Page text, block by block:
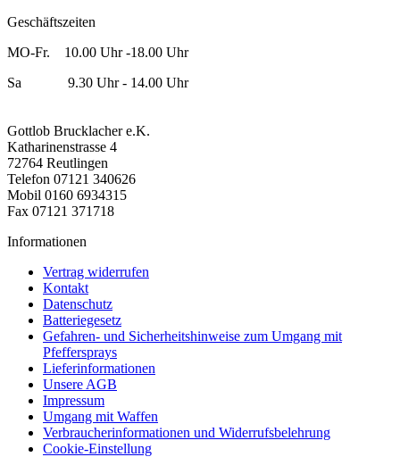
Geschäftszeiten
MO-Fr. 10.00 Uhr -18.00 Uhr
Sa 9.30 Uhr - 14.00 Uhr
Gottlob Brucklacher e.K.
Katharinenstrasse 4
72764 Reutlingen
Telefon 07121 340626
Mobil 0160 6934315
Fax 07121 371718
Informationen
Vertrag widerrufen
Kontakt
Datenschutz
Batteriegesetz
Gefahren- und Sicherheitshinweise zum Umgang mit
Pfeffersprays
Lieferinformationen
Unsere AGB
Impressum
Umgang mit Waffen
Verbraucherinformationen und Widerrufsbelehrung
Cookie-Einstellung